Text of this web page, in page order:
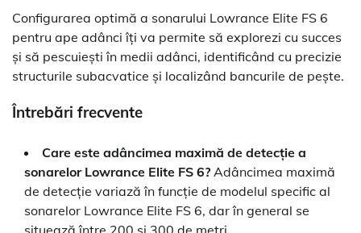
Configurarea optimă a sonarului Lowrance Elite FS 6
pentru ape adânci îți va permite să explorezi cu succes
și să pescuiești în medii adânci, identificând cu precizie
structurile subacvatice și localizând bancurile de pește.
Întrebări frecvente
Care este adâncimea maximă de detecție a
sonarelor Lowrance Elite FS 6?Adâncimea maximă
de detecție variază în funcție de modelul specific al
sonarelor Lowrance Elite FS 6, dar în general se
situează între 200 și 300 de metri.